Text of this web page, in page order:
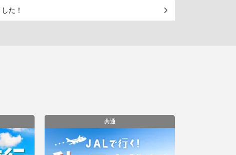
た！
共通